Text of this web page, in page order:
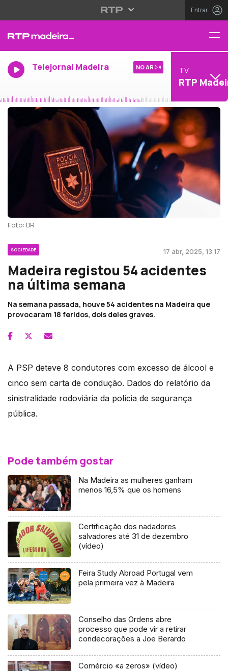
Entrar
Telejornal Madeira NO AR TV
RTP
Foto: DR
SOCIEDADE 17 abr, 2025, 13:17
Madeira registou 54 acidentes
na última semana
Na semana passada, houve 54 acidentes na Madeira que
provocaram 18 feridos, dois deles graves.
A PSP deteve 8 condutores com excesso de álcool e
cinco sem carta de condução. Dados do relatório da
sinistralidade rodoviária da polícia de segurança
pública.
Pode também gostar
Na Madeira as mulheres ganham
menos 16,5% que os homens
Certificação dos nadadores
salvadores até 31 de dezembro
(vídeo)
Feira Study Abroad Portugal vem
pela primeira vez à Madeira
Conselho das Ordens abre
processo que pode vir a retirar
condecorações a Joe Berardo
Comércio «a zeros» (vídeo)